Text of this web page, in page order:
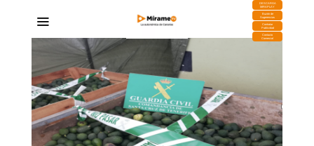
DESCARGA
MIRAPLAY
Buzón de
Sugerencias
Contratar
Publicidad
Contacto
Comercial